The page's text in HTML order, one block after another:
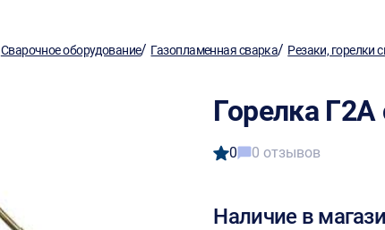
Сварочное оборудование/ Газопламенная сварка/ Резаки, горелки
Горелка
0 0 отзывов
Наличие в